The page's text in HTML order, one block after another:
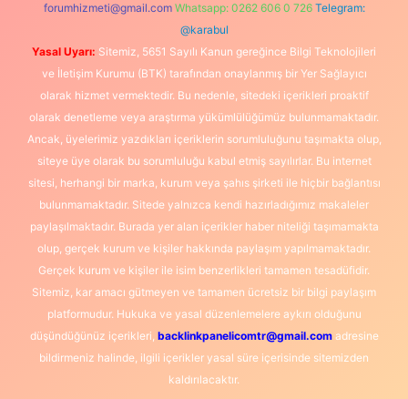
forumhizmeti@gmail.com Whatsapp: 0262 606 0 726 Telegram:
@karabul
Yasal Uyarı: Sitemiz, 5651 Sayılı Kanun gereğince Bilgi Teknolojileri
ve İletişim Kurumu (BTK) tarafından onaylanmış bir Yer Sağlayıcı
olarak hizmet vermektedir. Bu nedenle, sitedeki içerikleri proaktif
olarak denetleme veya araştırma yükümlülüğümüz bulunmamaktadır.
Ancak, üyelerimiz yazdıkları içeriklerin sorumluluğunu taşımakta olup,
siteye üye olarak bu sorumluluğu kabul etmiş sayılırlar. Bu internet
sitesi, herhangi bir marka, kurum veya şahıs şirketi ile hiçbir bağlantısı
bulunmamaktadır. Sitede yalnızca kendi hazırladığımız makaleler
paylaşılmaktadır. Burada yer alan içerikler haber niteliği taşımamakta
olup, gerçek kurum ve kişiler hakkında paylaşım yapılmamaktadır.
Gerçek kurum ve kişiler ile isim benzerlikleri tamamen tesadüfidir.
Sitemiz, kar amacı gütmeyen ve tamamen ücretsiz bir bilgi paylaşım
platformudur. Hukuka ve yasal düzenlemelere aykırı olduğunu
düşündüğünüz içerikleri, backlinkpanelicomtr@gmail.comadresine
bildirmeniz halinde, ilgili içerikler yasal süre içerisinde sitemizden
kaldırılacaktır.